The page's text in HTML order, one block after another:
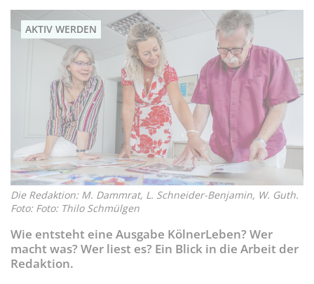
teilentwittern teilen teilen
AKTIV WERDEN
Die Redaktion: M. Dammrat, L. Schneider-Benjamin, W. Guth.
Foto: Foto: Thilo Schmülgen
Wie entsteht eine Ausgabe KölnerLeben? Wer
macht was? Wer liest es? Ein Blick in die Arbeit der
Redaktion.